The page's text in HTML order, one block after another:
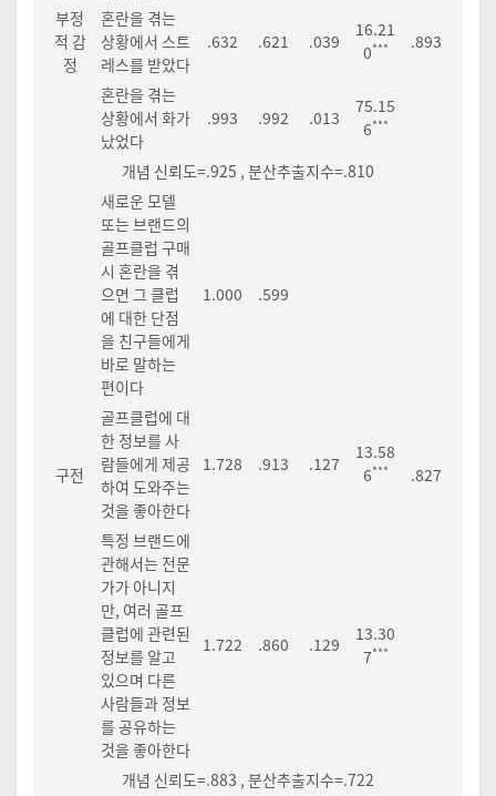
부정
적 감
정
.893
혼란을 겪는
상황에서 스트
레스를 받았다
.632 .621 .039
16.21
0***
혼란을 겪는
상황에서 화가
났었다
.993 .992 .013
75.15
6***
개념 신뢰도=.925 , 분산추출지수=.810
구전
새로운 모델
또는 브랜드의
골프클럽 구매
시 혼란을 겪
으면 그 클럽
에 대한 단점
을 친구들에게
바로 말하는
편이다
1.000 .599
.827
골프클럽에 대
한 정보를 사
람들에게 제공
하여 도와주는
것을 좋아한다
1.728 .913 .127
13.58
6***
특정 브랜드에
관해서는 전문
가가 아니지
만, 여러 골프
클럽에 관련된
정보를 알고
있으며 다른
사람들과 정보
를 공유하는
것을 좋아한다
1.722 .860 .129
13.30
7***
개념 신뢰도=.883 , 분산추출지수=.722